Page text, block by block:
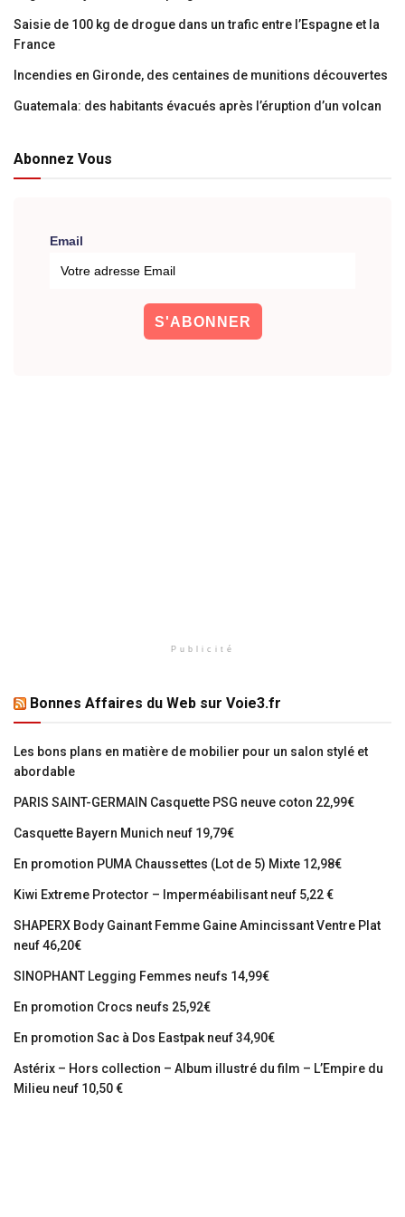
Saisie de 100 kg de drogue dans un trafic entre l’Espagne et la
France
Incendies en Gironde, des centaines de munitions découvertes
Guatemala: des habitants évacués après l’éruption d’un volcan
Abonnez Vous
Email
Publicité
Bonnes Affaires du Web sur Voie3.fr
Les bons plans en matière de mobilier pour un salon stylé et
abordable
PARIS SAINT-GERMAIN Casquette PSG neuve coton 22,99€
Casquette Bayern Munich neuf 19,79€
En promotion PUMA Chaussettes (Lot de 5) Mixte 12,98€
Kiwi Extreme Protector – Imperméabilisant neuf 5,22 €
SHAPERX Body Gainant Femme Gaine Amincissant Ventre Plat
neuf 46,20€
SINOPHANT Legging Femmes neufs 14,99€
En promotion Crocs neufs 25,92€
En promotion Sac à Dos Eastpak neuf 34,90€
Astérix – Hors collection – Album illustré du film – L’Empire du
Milieu neuf 10,50 €